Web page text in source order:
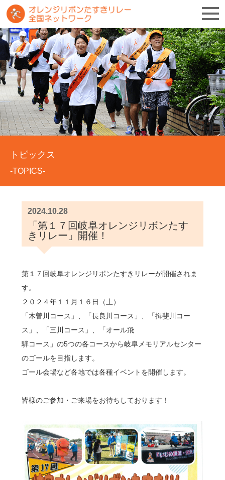
トピックス
-TOPICS-
2024.10.28
「第１７回岐阜オレンジリボンたす
きリレー」開催！
第１７回岐阜オレンジリボンたすきリレーが開催されま
す。
２０２４年１１月１６日（土）
「木曽川コース」、「長良川コース」、「揖斐川コー
ス」、「三川コース」、「オール飛
騨コース」の5つの各コースから岐阜メモリアルセンター
のゴールを目指します。
ゴール会場など各地では各種イベントを開催します。
皆様のご参加・ご来場をお待ちしております！